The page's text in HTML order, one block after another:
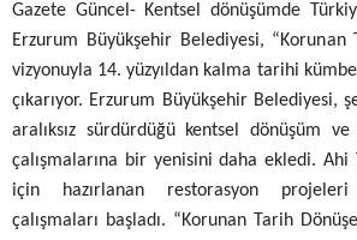
Gazete Güncel- Kentsel dönüşümde
Erzurum Büyükşehir Belediyesi, “Korunan
vizyonuyla 14. yüzyıldan kalma tarihi
çıkarıyor. Erzurum Büyükşehir Belediyesi,
aralıksız sürdürdüğü kentsel dönüşüm
çalışmalarına bir yenisini daha ekledi. Ahi
için hazırlanan restorasyon
çalışmaları başladı. “Korunan Tarih